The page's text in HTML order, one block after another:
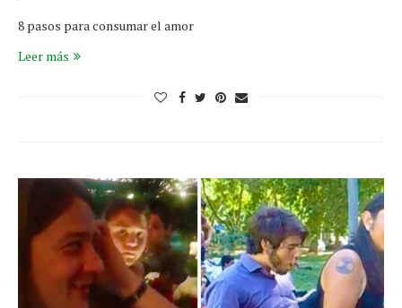
8 pasos para consumar el amor
Leer más